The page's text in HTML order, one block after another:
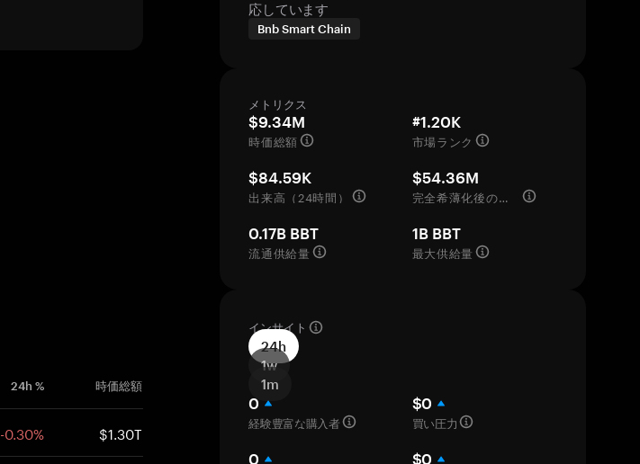
応しています
Bnb Smart Chain
メトリクス
$9.34M
時価総額
#1.20K
市場ランク
$84.59K
出来高（24時間）
$54.36M
完全希薄化後の評価額
0.17B BBT
流通供給量
1B BBT
最大供給量
インサイト
24h
1w
1m
0
経験豊富な購入者
$0
買い圧力
0
$0
24h % 時価総額
-0.30% $1.30T